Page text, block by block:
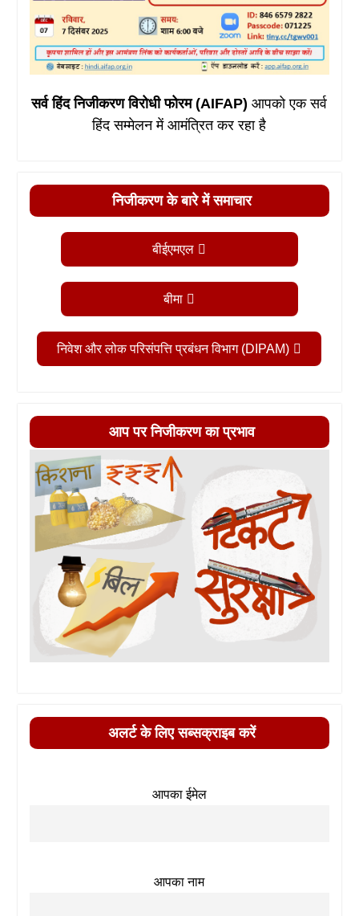
सर्व हिंद निजीकरण विरोधी फोरम (AIFAP)आपको एक सर्व
हिंद सम्मेलन में आमंत्रित कर रहा है
निजीकरण के बारे में समाचार
बीईएमएल
बीमा
निवेश और लोक परिसंपत्ति प्रबंधन विभाग (DIPAM)
आप पर निजीकरण का प्रभाव
अलर्ट के लिए सब्सक्राइब करें
आपका ईमेल
आपका नाम